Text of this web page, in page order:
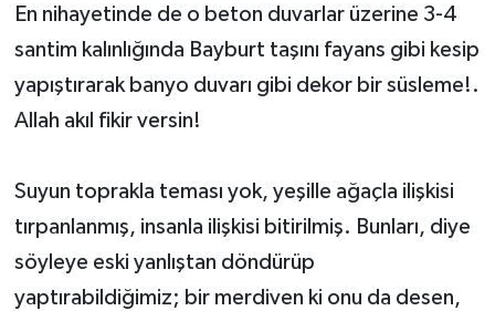
En nihayetinde de o beton duvarlar üzerine 3-4
santim kalınlığında Bayburt taşını fayans gibi kesip
yapıştırarak banyo duvarı gibi dekor bir süsleme!.
Allah akıl fikir versin!
Suyun toprakla teması yok, yeşille ağaçla ilişkisi
tırpanlanmış, insanla ilişkisi bitirilmiş. Bunları, diye
söyleye eski yanlıştan döndürüp
yaptırabildiğimiz; bir merdiven ki onu da desen,